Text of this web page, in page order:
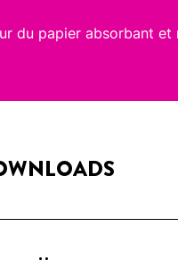
du papier absorbant